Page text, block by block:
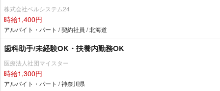
株式会社ベルシステム24
時給1,400円
アルバイト・パート / 契約社員 / 北海道
歯科助手/未経験OK・扶養内勤務OK
医療法人社団マイスター
時給1,300円
アルバイト・パート / 神奈川県